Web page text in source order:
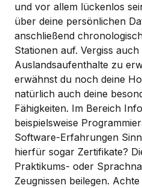
und vor allem lückenlos
über deine persönlichen
anschließend
Stationen auf. Vergiss
Auslandsaufenthalte zu
erwähnst du noch deine
natürlich auch deine
Fähigkeiten. Im Bereich
beispielsweise
Software-Erfahrungen
hierfür sogar Zertifikate?
Praktikums- oder
Zeugnissen beilegen.